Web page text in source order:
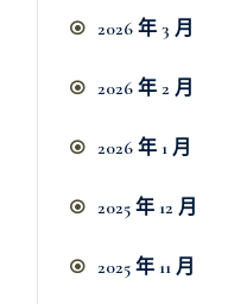
2026 年 3 月
2026 年 2 月
2026 年 1 月
2025 年 12 月
2025 年 11 月